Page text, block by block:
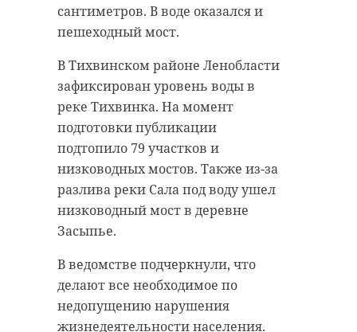
сантиметров. В воде оказался и
пешеходный мост.
В Тихвинском районе Ленобласти
зафиксирован уровень воды в
реке Тихвинка. На момент
подготовки публикации
подтопило 79 участков и
низководных мостов. Также из-за
разлива реки Сала под воду ушел
низководный мост в деревне
Засыпье.
В ведомстве подчеркнули, что
делают все необходимое по
недопущению нарушения
жизнедеятельности населения.